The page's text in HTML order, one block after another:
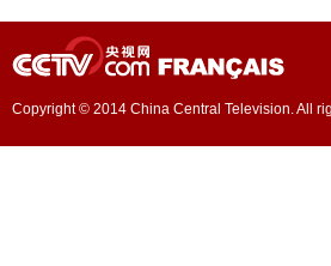
Copyright © 2014 China Central Television. All